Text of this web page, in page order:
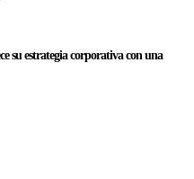
su estrategia corporativa con una